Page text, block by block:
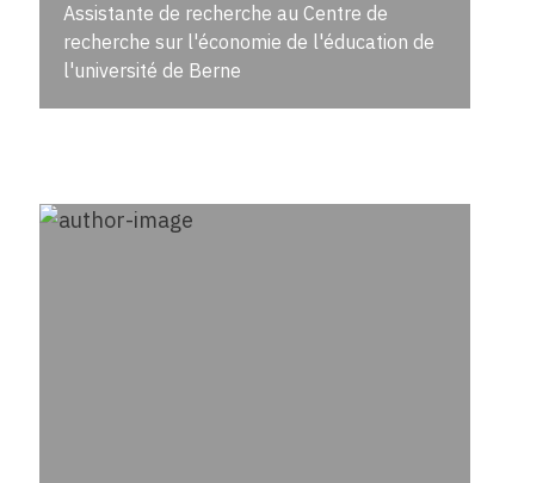
Assistante de recherche au Centre de
recherche sur l'économie de l'éducation de
l'université de Berne